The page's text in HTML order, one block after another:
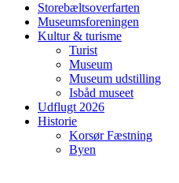
Storebæltsoverfarten
Museumsforeningen
Kultur & turisme
Turist
Museum
Museum udstilling
Isbåd museet
Udflugt 2026
Historie
Korsør Fæstning
Byen